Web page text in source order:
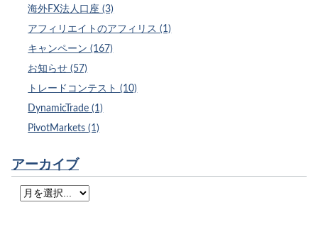
海外FX法人口座 (3)
アフィリエイトのアフィリス (1)
キャンペーン (167)
お知らせ (57)
トレードコンテスト (10)
DynamicTrade (1)
PivotMarkets (1)
アーカイブ